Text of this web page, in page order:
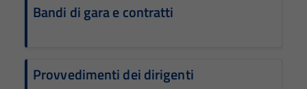
Bandi di gara e contratti
Provvedimenti dei dirigenti